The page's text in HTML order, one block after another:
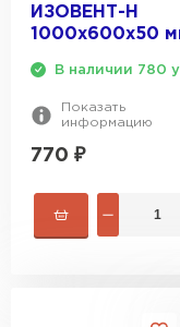
ИЗОВЕНТ-Н
1000х600х50
В наличии 780
Показать
информацию
770 ₽